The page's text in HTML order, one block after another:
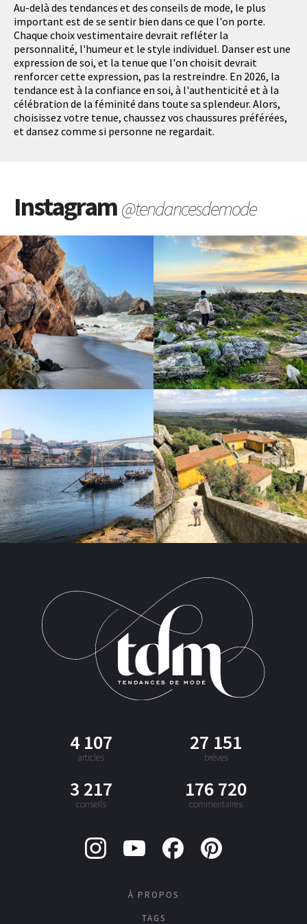
Au-delà des tendances et des conseils de mode, le plus
important est de se sentir bien dans ce que l'on porte.
Chaque choix vestimentaire devrait refléter la
personnalité, l'humeur et le style individuel. Danser est une
expression de soi, et la tenue que l'on choisit devrait
renforcer cette expression, pas la restreindre. En 2026, la
tendance est à la confiance en soi, à l'authenticité et à la
célébration de la féminité dans toute sa splendeur. Alors,
choisissez votre tenue, chaussez vos chaussures préférées,
et dansez comme si personne ne regardait.
Instagram@tendancesdemode
4 107
articles
27 151
brèves
3 217
conseils
176 720
commentaires
À PROPOS
TAGS